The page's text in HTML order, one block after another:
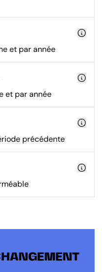
et par année
et par année
précédente